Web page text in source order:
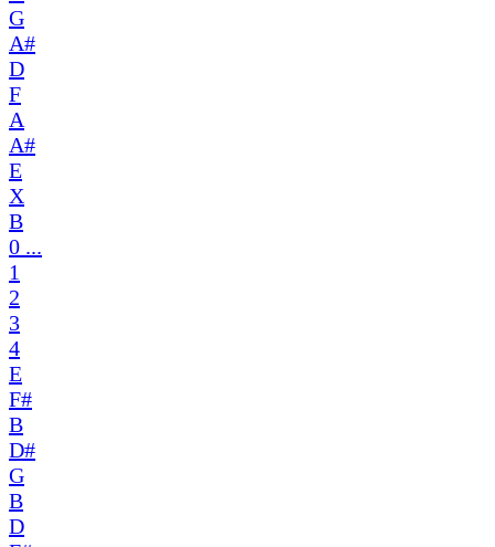
G
A#
D
F
A
A#
E
X
B
0 ...
1
2
3
4
E
F#
B
D#
G
B
D